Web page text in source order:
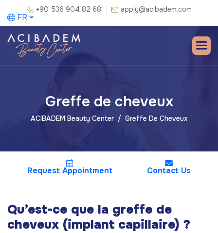
+90 536 904 82 68 apply@acibadem.com
FR
Greffe de cheveux
ACIBADEM Beauty Center Greffe De Cheveux
Request Appointment Contact Us
Qu’est-ce que la greffe de
cheveux (implant capillaire) ?